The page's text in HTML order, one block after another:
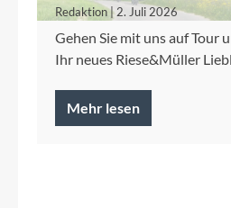
Redaktion | 2. Juli 2026
Gehen Sie mit uns auf Tour
Ihr neues Riese&Müller
Mehr lesen